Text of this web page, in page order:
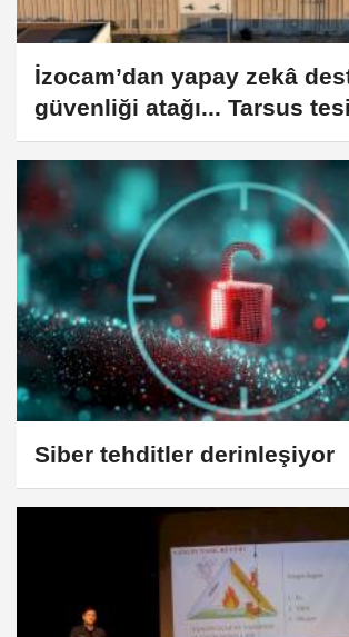
İzocam’dan yapay zekâ
güvenliği atağı... Tarsus
'akıllı forklift' dönemi
Siber tehditler derinleşiyor